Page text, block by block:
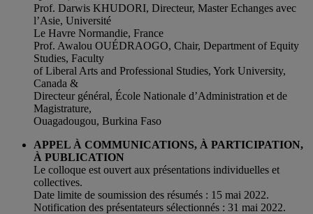
Prof. Darwis KHUDORI, Directeur, Master Echanges avec
l’Asie, Université
Le Havre Normandie, France
Prof. Awalou OUÉDRAOGO, Chair, Department of Equity
Studies, Faculty
of Liberal Arts and Professional Studies, York University,
Canada &
Directeur général, École Nationale d’Administration et de
Magistrature,
Ouagadougou, Burkina Faso
APPEL À COMMUNICATIONS, À PARTICIPATION,
À PUBLICATION
Le colloque est ouvert aux présentations individuelles et
collectives.
Date limite de soumission des résumés : 15 mai 2022.
Notification des présentateurs sélectionnés : 31 mai 2022.